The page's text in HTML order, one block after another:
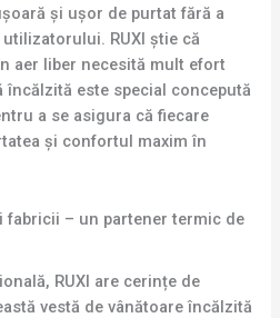
și ușor de purtat fără a
RUXI știe că
aer liber necesită mult efort
încălzită este special concepută
a se asigura că fiecare
și confortul maxim în
– un partener termic de
RUXI are cerințe de
vestă de vânătoare încălzită